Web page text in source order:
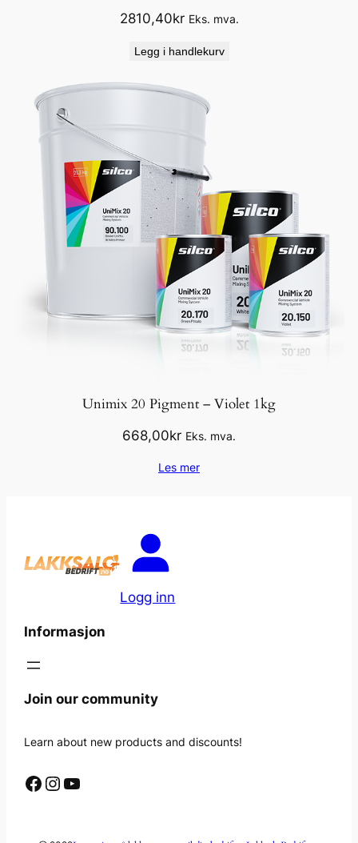
2810,40kr Eks. mva.
Legg i handlekurv
Unimix 20 Pigment – Violet 1kg
668,00kr Eks. mva.
Les mer
Logg inn
Informasjon
Join our community
Learn about new products and discounts!
Facebook InstagramYouTube